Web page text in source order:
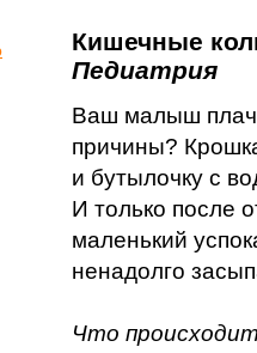
Кишечные
Педиатрия
Ваш малыш
причины?
и бутылочку с
И только после
маленький
ненадолго
Что